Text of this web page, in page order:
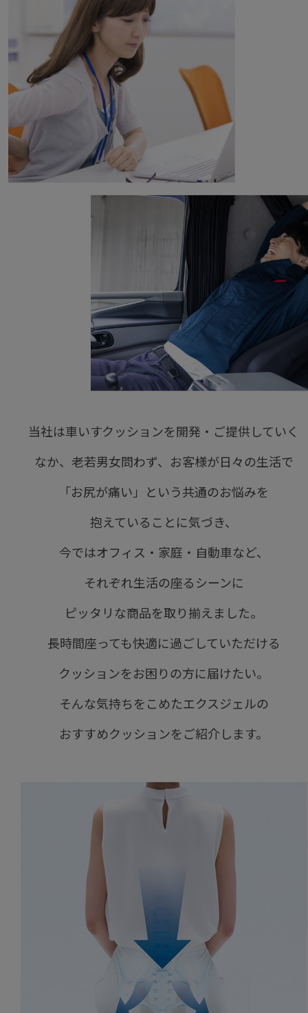
当社は車いすクッションを開発・ご提供していく
なか、老若男女問わず、お客様が日々の生活で
「お尻が痛い」という共通のお悩みを
抱えていることに気づき、
今ではオフィス・家庭・自動車など、
それぞれ生活の座るシーンに
ピッタリな商品を取り揃えました。
長時間座っても快適に過ごしていただける
クッションをお困りの方に届けたい。
そんな気持ちをこめたエクスジェルの
おすすめクッションをご紹介します。